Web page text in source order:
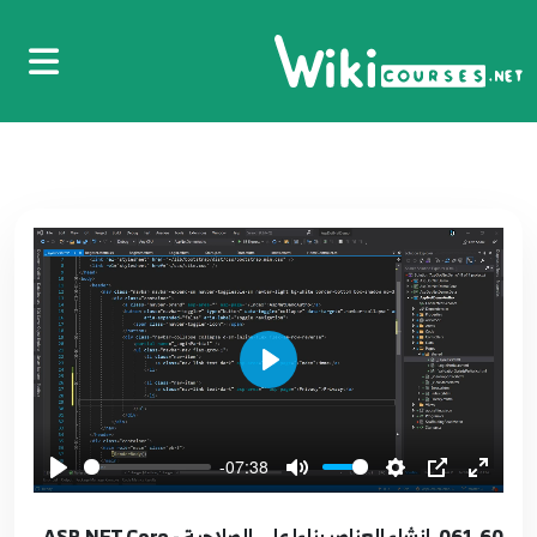
-07:38
Play
051.50. اضافة صفحة تسجيل معلومات المشترك
52
052.51. شرح شفرة تسجيل حساب جديد ASP.NET
Core - Register Code
14:15
053.52. مرسل الايميل ASP.NET Core - Email
Sender
8:23
54
054.53. تفعيل الايميل ASP.NET Core - Email
Confirmation